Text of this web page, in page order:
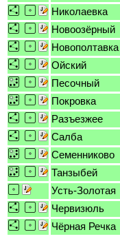
Николаевка
Новоозёрный
Новополтавка
Ойский
Песочный
Покровка
Разъезжее
Салба
Семенниково
Танзыбей
Усть-Золотая
Червизюль
Чёрная Речка